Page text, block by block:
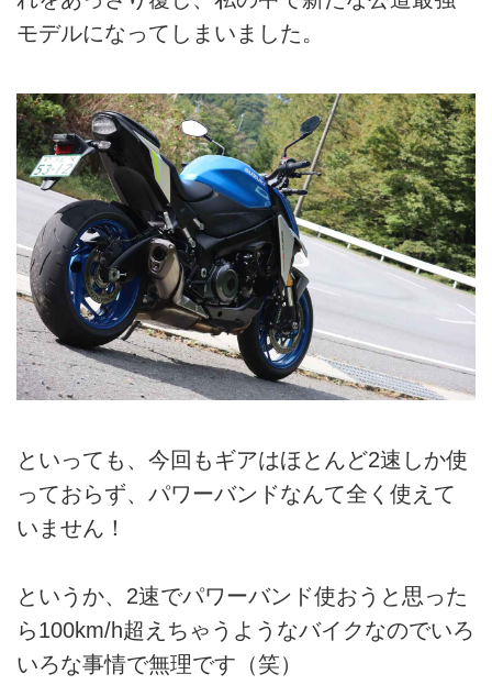
モデルになってしまいました。
といっても、今回もギアはほとんど2速しか使
っておらず、パワーバンドなんて全く使えて
いません！
というか、2速でパワーバンド使おうと思った
ら100km/h超えちゃうようなバイクなのでいろ
いろな事情で無理です（笑）